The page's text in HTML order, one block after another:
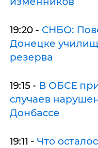
19:20 - СНБО:
Донецке
резерва
19:15 - В ОБСЕ
случаев
Донбассе
19:11 - Что